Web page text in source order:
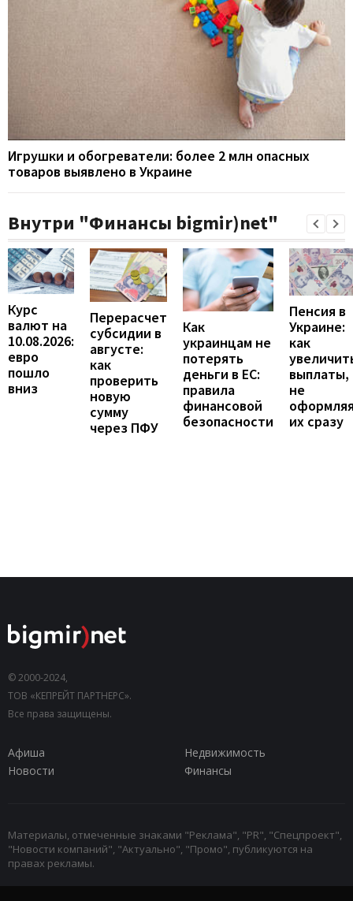
Игрушки и обогреватели: более 2 млн опасных
товаров выявлено в Украине
Внутри "Финансы bigmir)net"
Курс
валют на
10.08.2026:
евро
пошло
вниз
Перерасчет
субсидии в
августе:
как
проверить
новую
сумму
через ПФУ
Как
украинцам не
потерять
деньги в ЕС:
правила
финансовой
безопасности
Пенсия в
Украине:
как
выплаты,
не
их сразу
© 2000-2024,
ТОВ «КЕПРЕЙТ ПАРТНЕРС».
Все права защищены.
Афиша
Недвижимость
Новости
Финансы
Материалы, отмеченные знаками "Реклама", "PR", "Спецпроект",
"Новости компаний", "Актуально", "Промо", публикуются на
правах рекламы.